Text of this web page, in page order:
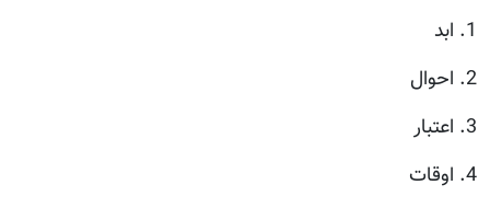
1. ابد
2. احوال
3. اعتبار
4. اوقات